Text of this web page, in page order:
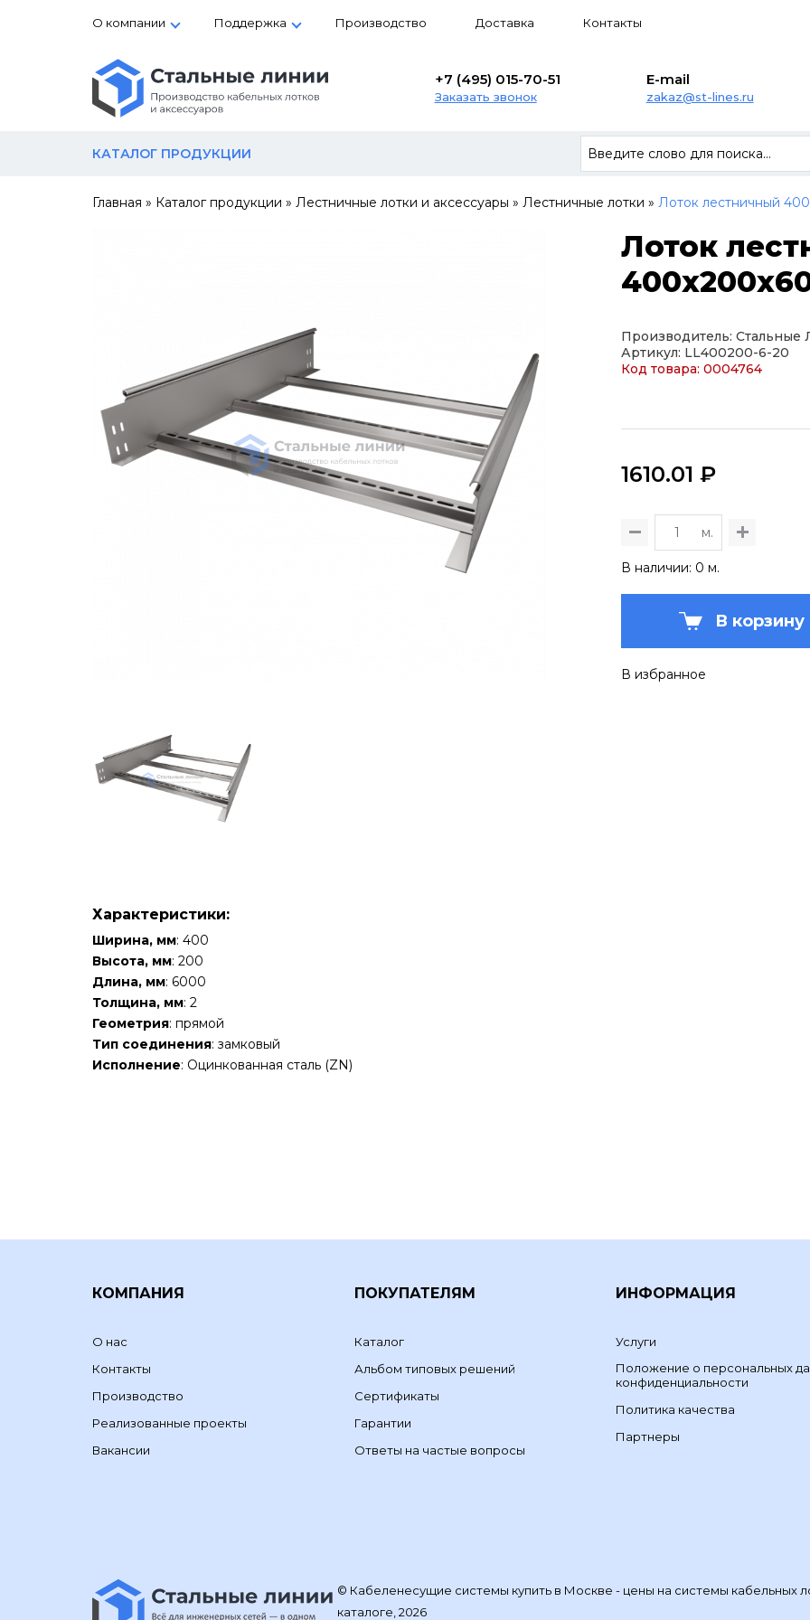
О компании Поддержка Производство Доставка Контакты
+7 (495) 015-70-51
Заказать звонок
E-mail
zakaz@st-lines.ru
КАТАЛОГ ПРОДУКЦИИ
Главная » Каталог продукции » Лестничные лотки и аксессуары » Лестничные лотки » Лоток лестничный
Лоток
Производитель: Стальные
Артикул: LL400200-6-20
Код товара: 0004764
1610.01 ₽
м.
В наличии: 0 м.
В корзину
В избранное
Характеристики:
Ширина, мм: 400
Высота, мм: 200
Длина, мм: 6000
Толщина, мм: 2
Геометрия: прямой
Тип соединения: замковый
Исполнение: Оцинкованная сталь (ZN)
КОМПАНИЯ
О нас
Контакты
Производство
Реализованные проекты
Вакансии
ПОКУПАТЕЛЯМ
Каталог
Альбом типовых решений
Сертификаты
Гарантии
Ответы на частые вопросы
ИНФОРМАЦИЯ
Услуги
Положение о персональных
конфиденциальности
Политика качества
Партнеры
© Кабеленесущие системы купить в Москве - цены на системы кабельных
каталоге, 2026